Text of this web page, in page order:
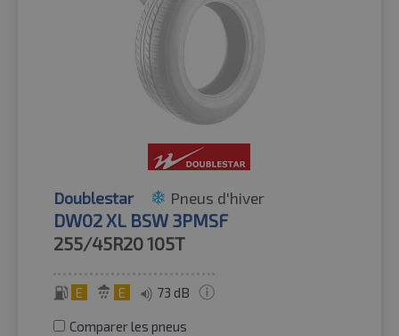
Doublestar Pneus d'hiver
DW02 XL BSW 3PMSF
255/45R20105T
E E 73 dB
Comparer les pneus